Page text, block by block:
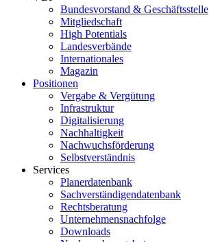
Bundesvorstand & Geschäftsstelle
Mitgliedschaft
High Potentials
Landesverbände
Internationales
Magazin
Positionen
Vergabe & Vergütung
Infrastruktur
Digitalisierung
Nachhaltigkeit
Nachwuchsförderung
Selbstverständnis
Services
Planerdatenbank
Sachverständigendatenbank
Rechtsberatung
Unternehmensnachfolge
Downloads